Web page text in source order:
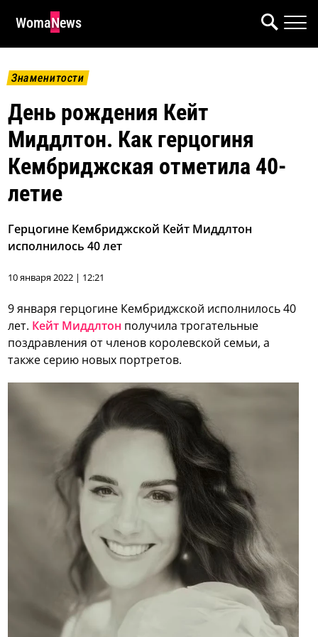
WomaNews
Знаменитости
День рождения Кейт
Миддлтон. Как герцогиня
Кембриджская отметила 40-
летие
Герцогине Кембриджской Кейт Миддлтон
исполнилось 40 лет
10 января 2022 | 12:21
9 января герцогине Кембриджской исполнилось 40
лет. Кейт Миддлтон получила трогательные
поздравления от членов королевской семьи, а
также серию новых портретов.